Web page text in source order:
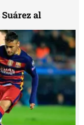
Suárez al